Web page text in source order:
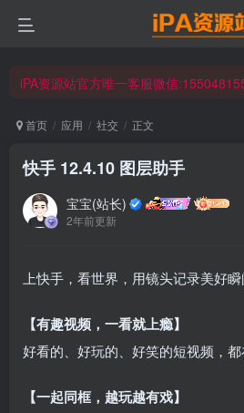
iPA资源站官方唯一客服微信
iPA资源站官方唯一客服微信
首页 应用 社交 正文
快手 12.4.10 图层助手
宝宝(站长)
2年前更新
上快手，看世界，用镜头记录美好
【有趣视频，一看就上瘾】
好看的、好玩的、好笑的短视频，都
【一起同框，越玩越有戏】